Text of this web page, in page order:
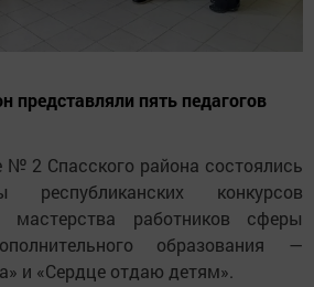
представляли пять педагогов
№ 2 Спасского района состоялись
республиканских конкурсов
мастерства работников сферы
образования —
и «Сердце отдаю детям».